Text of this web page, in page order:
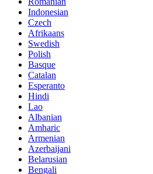
Indonesian
Czech
Afrikaans
Swedish
Polish
Basque
Catalan
Esperanto
Hindi
Lao
Albanian
Amharic
Armenian
Azerbaijani
Belarusian
Bengali